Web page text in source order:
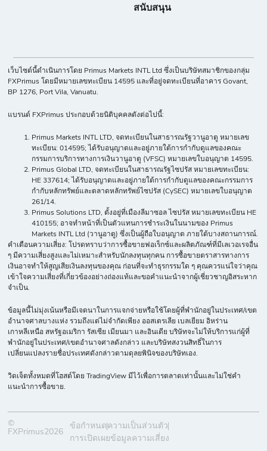
สนับสนุน
เว็บไซต์นี้ดำเนินการโดย Primus Markets INTL Ltd ซึ่งเป็นบริษัทสมาชิกของกลุ่ม
FXPrimus โดยมีหมายเลขทะเบียน 14595 และที่อยู่จดทะเบียนที่อาคาร Govant,
BP 1276, Port Vila, Vanuatu.
แบรนด์ FXPrimus ประกอบด้วยนิติบุคคลดังต่อไปนี้:
Primus Markets INTL LTD, จดทะเบียนในสาธารณรัฐวานูอาตู หมายเลข
ทะเบียน: 014595; ได้รับอนุญาตและอยู่ภายใต้การกำกับดูแลของคณะ
กรรมการบริการทางการเงินวานูอาตู (VFSC) หมายเลขใบอนุญาต 14595.
Primus Global LTD, จดทะเบียนในสาธารณรัฐไซปรัส หมายเลขทะเบียน:
HE 337614; ได้รับอนุญาตและอยู่ภายใต้การกำกับดูแลของคณะกรรมการ
กำกับหลักทรัพย์และตลาดหลักทรัพย์ไซปรัส (CySEC) หมายเลขใบอนุญาต
261/14.
Primus Solutions LTD, ตั้งอยู่ที่เมืองลีมาซอล ไซปรัส หมายเลขทะเบียน HE
410155; อาจทำหน้าที่เป็นตัวแทนการชำระเงินในนามของ Primus
Markets INTL Ltd (วานูอาตู) ซึ่งเป็นผู้ถือใบอนุญาต ภายใต้บางสถานการณ์.
คำเตือนความเสี่ยง: โปรดทราบว่าการซื้อขายฟอเร็กซ์และผลิตภัณฑ์ที่มีเลเวอเรจอื่น
ๆ มีความเสี่ยงสูงและไม่เหมาะสำหรับนักลงทุนทุกคน การซื้อขายตราสารทางการ
เงินอาจทำให้สูญเสียเงินลงทุนของคุณ ก่อนที่จะทำธุรกรรมใด ๆ คุณควรแน่ใจว่าคุณ
เข้าใจความเสี่ยงที่เกี่ยวข้องอย่างถ่องแท้และขอคำแนะนำจากผู้เชี่ยวชาญอิสระหาก
จำเป็น.
ข้อมูลนี้ไม่มุ่งเน้นหรือมีเจตนาในการแจกจ่ายหรือใช้โดยผู้ที่พำนักอยู่ในประเทศ/เขต
อำนาจศาลบางแห่ง รวมถึงแต่ไม่จำกัดเพียง ออสเตรเลีย เบลเยียม อิหร่าน
เกาหลีเหนือ สหรัฐอเมริกา รัสเซีย เมียนมา และอินเดีย บริษัทจะไม่ให้บริการแก่ผู้ที่
พำนักอยู่ในประเทศ/เขตอำนาจศาลดังกล่าว และบริษัทสงวนสิทธิ์ในการ
เปลี่ยนแปลงรายชื่อประเทศดังกล่าวตามดุลยพินิจของบริษัทเอง.
วิดเจ็ตทั้งหมดที่โฮสต์โดย TradingView มีไว้เพื่อการตลาดเท่านั้นและไม่ใช่คำ
แนะนำการซื้อขาย.
©
FXPrimus2026
ข้อกำหนด ความเป็นส่วนตัว
การเปิดเผยข้อมูลความเสี่ยง